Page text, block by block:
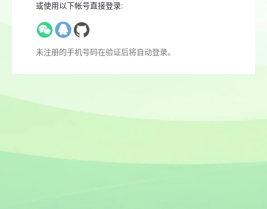
或使用以下帐号直接登录:
未注册的手机号码在验证后将自动登录。